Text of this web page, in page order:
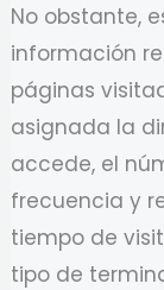
No obstante,
información
páginas
asignada la
accede, el
frecuencia y
tiempo de
tipo de